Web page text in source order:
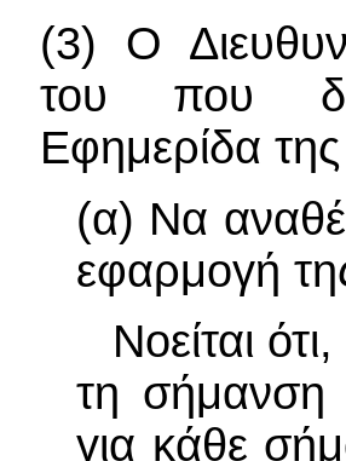
(3) Ο
του που
Εφημερίδα
(α) Να
εφαρμογή
Νοείται
τη σήμανση
για κάθε